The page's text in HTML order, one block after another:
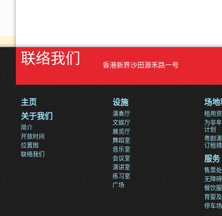
联络我们 香港新界沙田源禾路一号
主页
关于我们
简介
开放时间
位置图
联络我们
设施
演奏厅
文娱厅
展览厅
舞蹈室
音乐室
会议室
演讲室
练习室
广场
场地
租用
为非
计划
粤剧
订租
服务
售票处
无障
餐饮
育婴
停车场